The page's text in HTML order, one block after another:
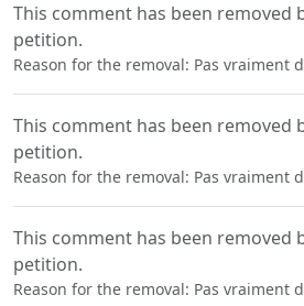
This comment has been removed
petition.
Reason for the removal: Pas vraiment
This comment has been removed
petition.
Reason for the removal: Pas vraiment
This comment has been removed
petition.
Reason for the removal: Pas vraiment